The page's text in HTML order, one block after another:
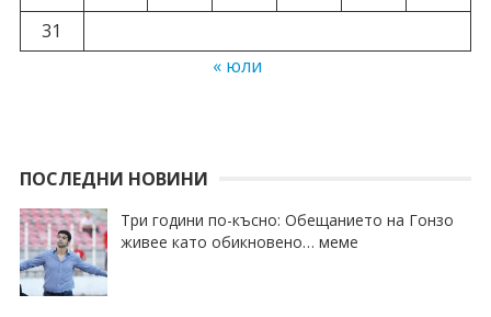
31
« юли
ПОСЛЕДНИ НОВИНИ
Три години по-късно: Обещанието на Гонзо
живее като обикновено… меме